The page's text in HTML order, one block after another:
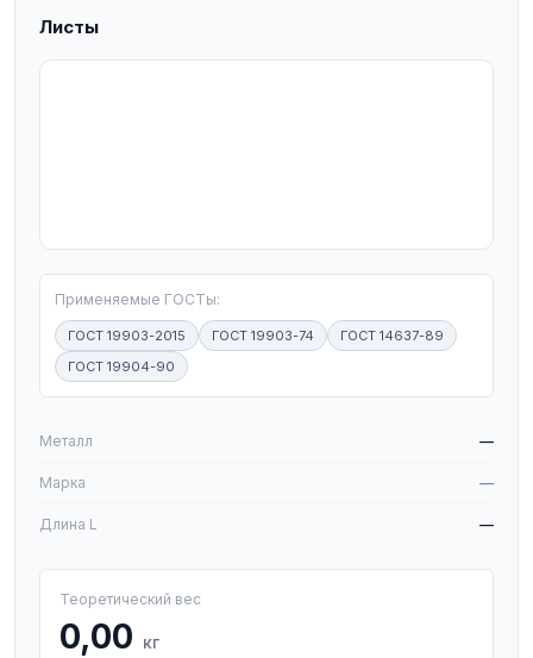
Листы
Применяемые ГОСТы:
ГОСТ 19903-2015 ГОСТ 19903-74
ГОСТ 14637-89
ГОСТ 19904-90
Металл —
Марка —
Длина L —
Теоретический вес
0,00 кг